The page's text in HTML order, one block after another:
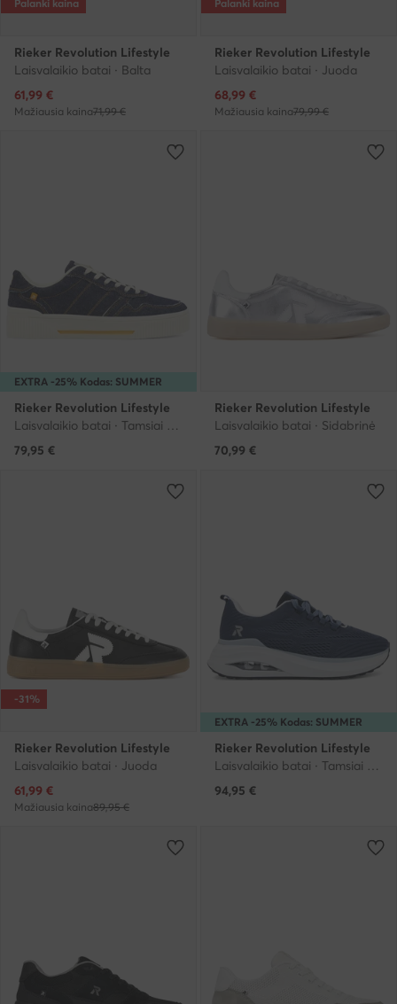
Palanki kaina
Rieker Revolution Lifestyle
Laisvalaikio batai · Balta
Dabartinė kaina
61,99 €
Mažiausia kaina71,99 €
Palanki kaina
Rieker Revolution Lifestyle
Laisvalaikio batai · Juoda
Dabartinė kaina
68,99 €
Mažiausia kaina79,99 €
EXTRA -25% Kodas: SUMMER
Rieker Revolution Lifestyle
Laisvalaikio batai · Tamsiai mėlyna
79,95 €
Rieker Revolution Lifestyle
Laisvalaikio batai · Sidabrinė
70,99 €
-31%
Rieker Revolution Lifestyle
Laisvalaikio batai · Juoda
Dabartinė kaina
61,99 €
Mažiausia kaina89,95 €
EXTRA -25% Kodas: SUMMER
Rieker Revolution Lifestyle
Laisvalaikio batai · Tamsiai mėlyna
94,95 €